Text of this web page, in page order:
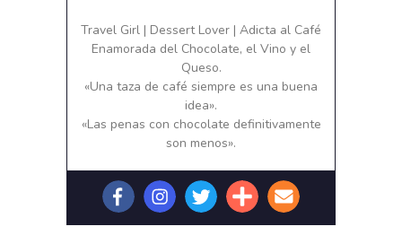
Travel Girl | Dessert Lover | Adicta al Café
Enamorada del Chocolate, el Vino y el
Queso.
«Una taza de café siempre es una buena
idea».
«Las penas con chocolate definitivamente
son menos».